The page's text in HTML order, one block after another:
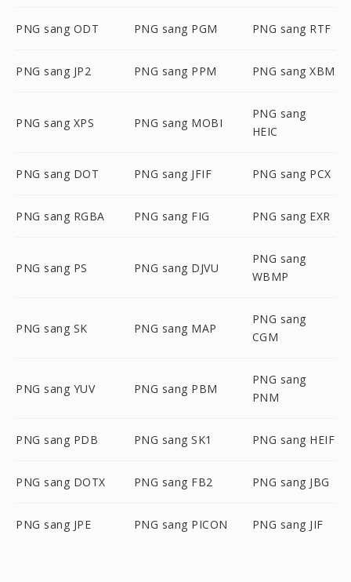
PNG sang ODT PNG sang PGM PNG sang RTF
PNG sang JP2 PNG sang PPM PNG sang XBM
PNG sang XPS PNG sang MOBI
PNG sang
HEIC
PNG sang DOT PNG sang JFIF PNG sang PCX
PNG sang RGBA PNG sang FIG PNG sang EXR
PNG sang PS PNG sang DJVU
PNG sang
WBMP
PNG sang SK PNG sang MAP
PNG sang
CGM
PNG sang YUV PNG sang PBM
PNG sang
PNM
PNG sang PDB PNG sang SK1 PNG sang HEIF
PNG sang DOTX PNG sang FB2 PNG sang JBG
PNG sang JPE PNG sang PICON PNG sang JIF